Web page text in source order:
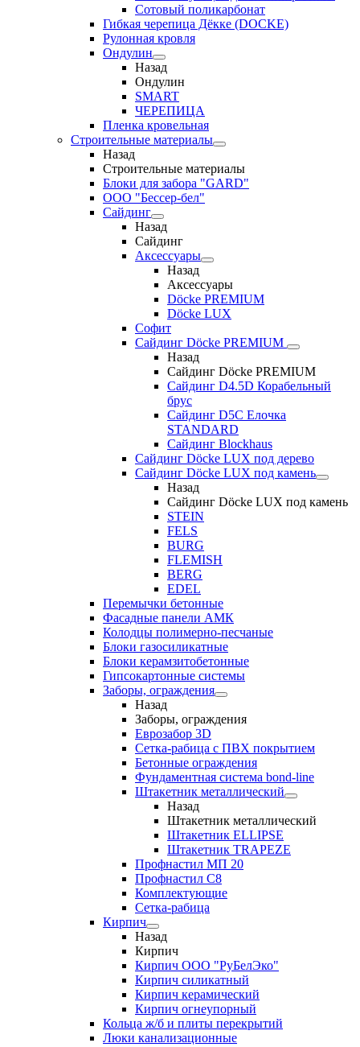
Сотовый поликарбонат
Гибкая черепица Дёкке (DOCKE)
Рулонная кровля
Ондулин
Назад
Ондулин
SMART
ЧЕРЕПИЦА
Пленка кровельная
Строительные материалы
Назад
Строительные материалы
Блоки для забора "GARD"
ООО "Бессер-бел"
Сайдинг
Назад
Сайдинг
Аксессуары
Назад
Аксессуары
Döcke PREMIUM
Döcke LUX
Софит
Сайдинг Döcke PREMIUM
Назад
Сайдинг Döcke PREMIUM
Сайдинг D4.5D Корабельный
брус
Сайдинг D5С Елочка
STANDARD
Сайдинг Blockhaus
Сайдинг Döcke LUX под дерево
Сайдинг Döcke LUX под камень
Назад
Сайдинг Döcke LUX под камень
STEIN
FELS
BURG
FLEMISH
BERG
EDEL
Перемычки бетонные
Фасадные панели АМК
Колодцы полимерно-песчаные
Блоки газосиликатные
Блоки керамзитобетонные
Гипсокартонные системы
Заборы, ограждения
Назад
Заборы, ограждения
Еврозабор 3D
Сетка-рабица с ПВХ покрытием
Бетонные ограждения
Фундаментная система bond-line
Штакетник металлический
Назад
Штакетник металлический
Штакетник ELLIPSE
Штакетник TRAPEZE
Профнастил МП 20
Профнастил С8
Комплектующие
Сетка-рабица
Кирпич
Назад
Кирпич
Кирпич ООО "РуБелЭко"
Кирпич силикатный
Кирпич керамический
Кирпич огнеупорный
Кольца ж/б и плиты перекрытий
Люки канализационные